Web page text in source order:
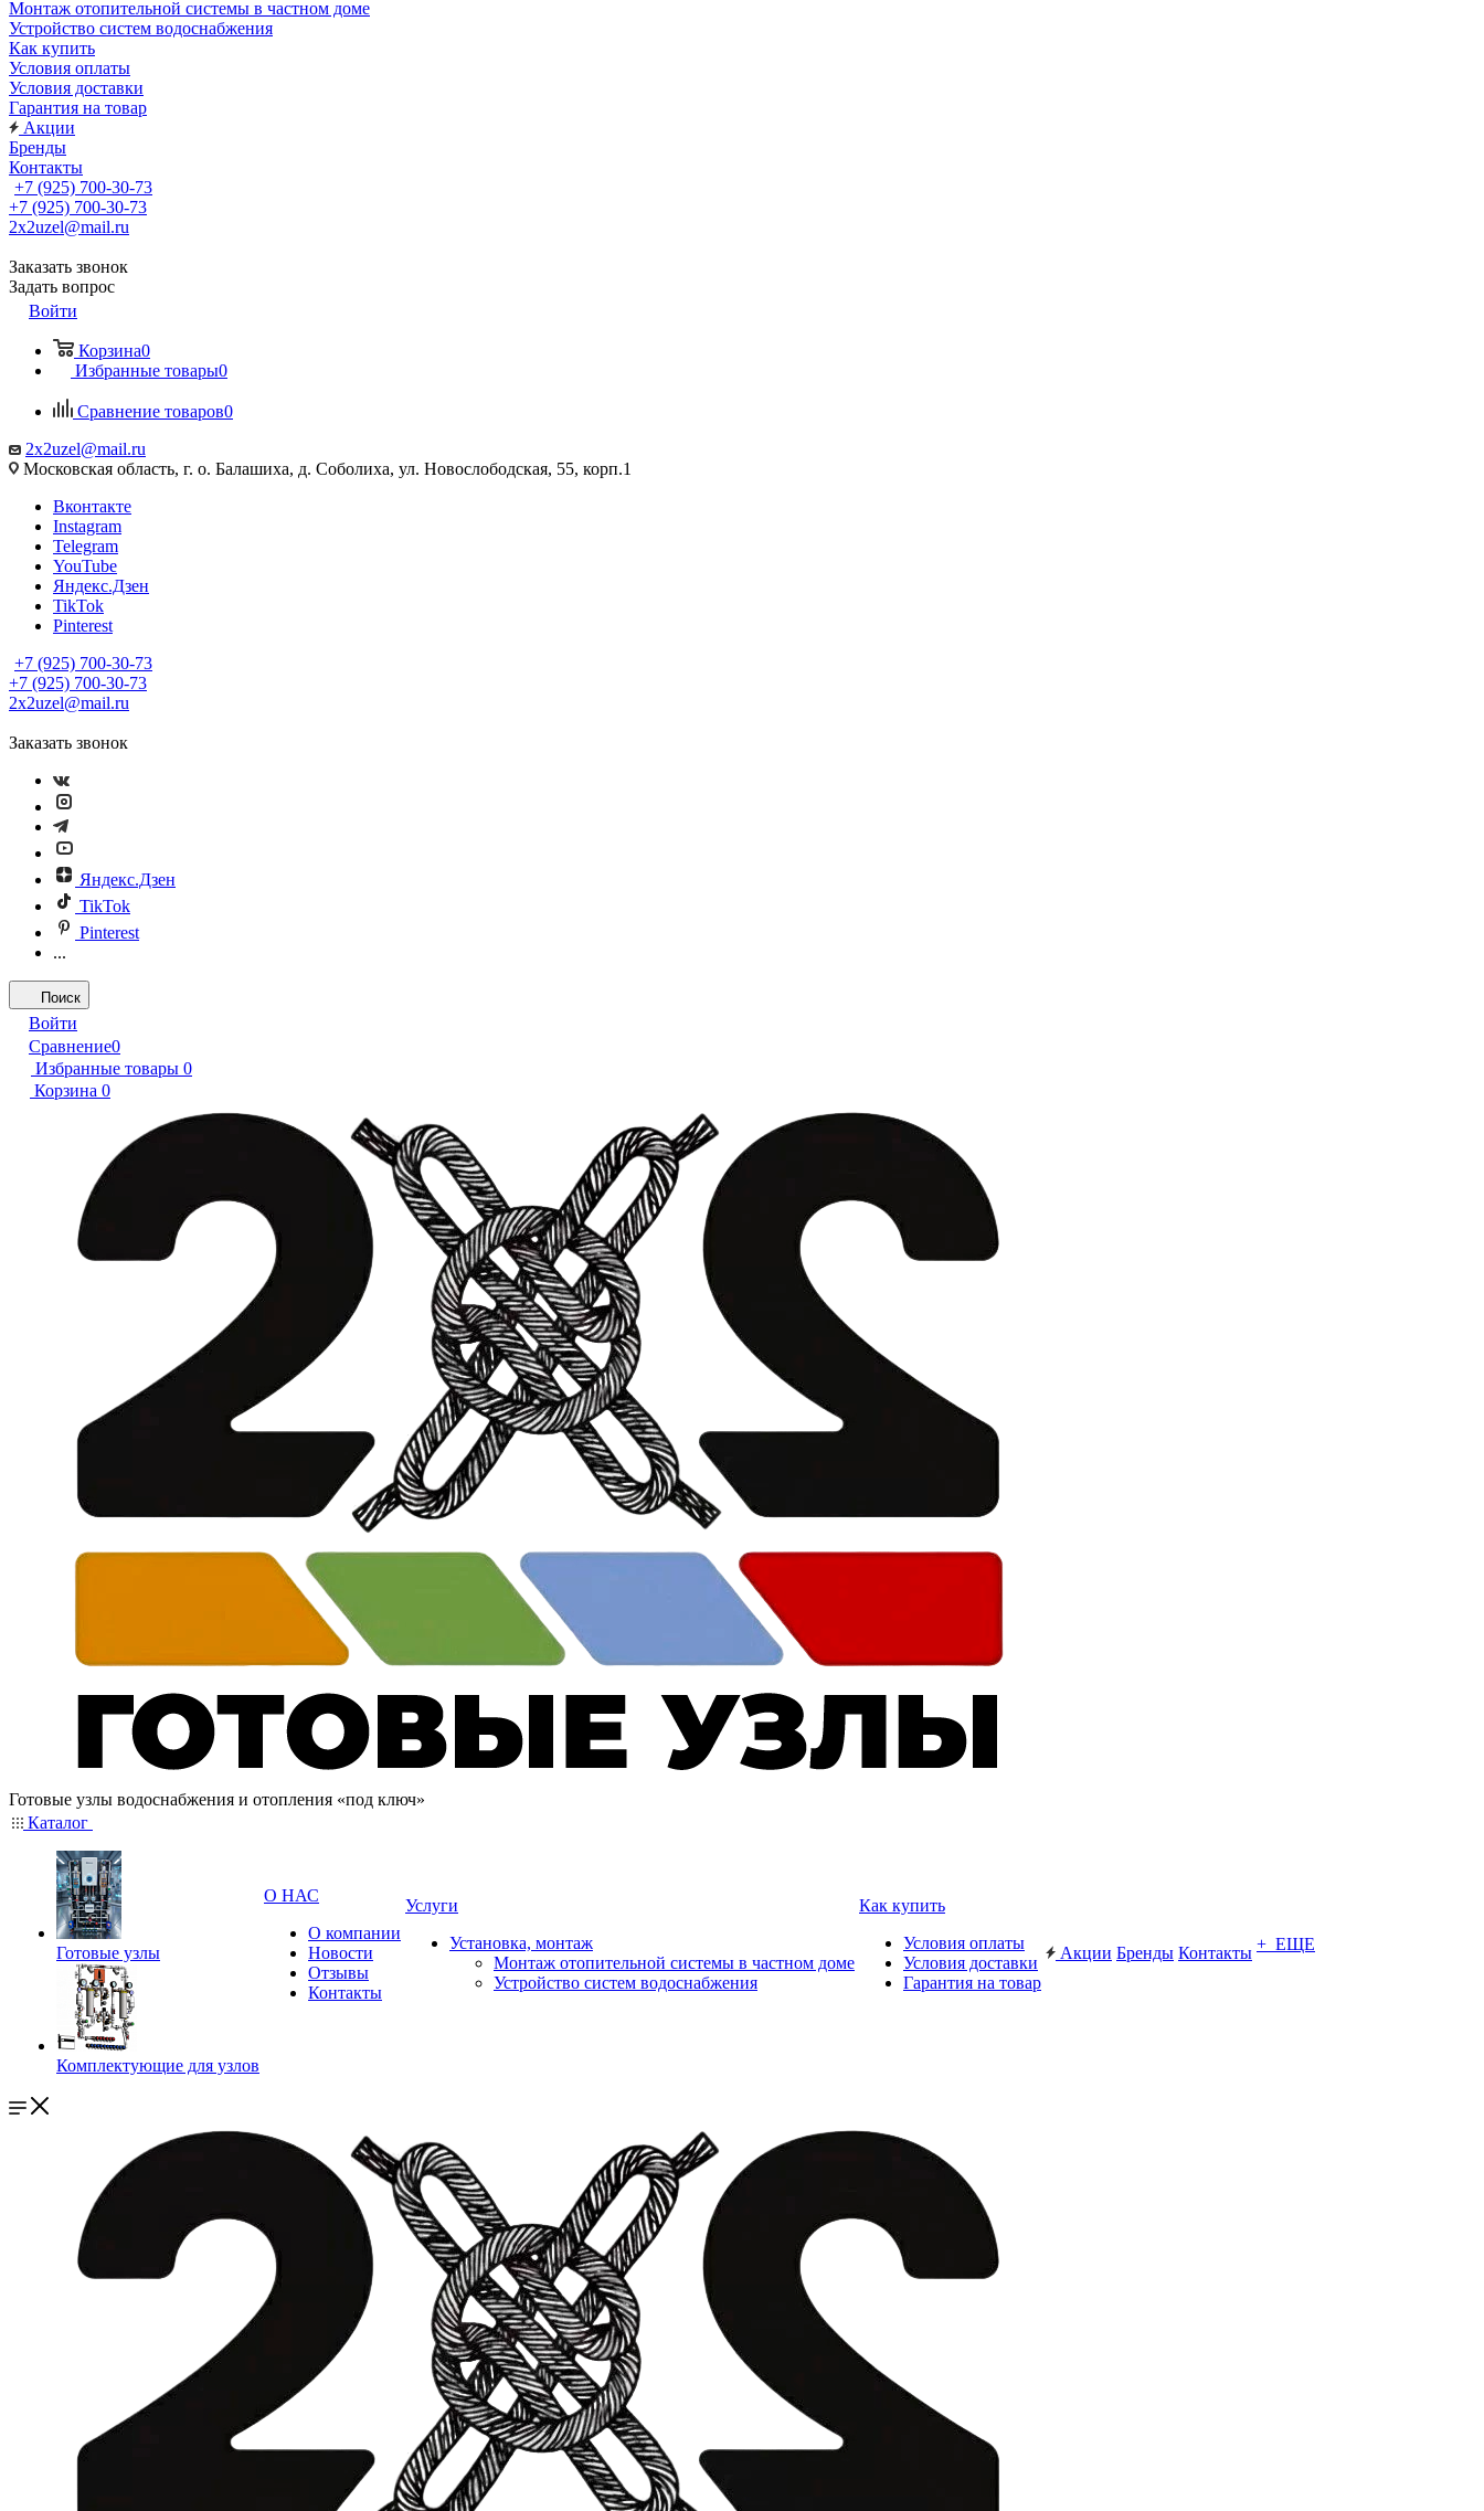
Монтаж отопительной системы в частном доме
Устройство систем водоснабжения
Как купить
Условия оплаты
Условия доставки
Гарантия на товар
Акции
Бренды
Контакты
+7 (925) 700-30-73
+7 (925) 700-30-73
2x2uzel@mail.ru
Заказать звонок
Задать вопрос
Войти
Корзина0
Избранные товары0
Сравнение товаров0
2x2uzel@mail.ru
Московская область, г. о. Балашиха, д. Соболиха, ул. Новослободская, 55, корп.1
Вконтакте
Instagram
Telegram
YouTube
Яндекс.Дзен
TikTok
Pinterest
+7 (925) 700-30-73
+7 (925) 700-30-73
2x2uzel@mail.ru
Заказать звонок
Яндекс.Дзен
TikTok
Pinterest
...
Поиск
Войти
Сравнение0
Избранные товары 0
Корзина 0
Готовые узлы водоснабжения и отопления «под ключ»
Каталог
Готовые узлы
Комплектующие для узлов
О НАС
О компании
Новости
Отзывы
Контакты
Услуги
Установка, монтаж
Монтаж отопительной системы в частном доме
Устройство систем водоснабжения
Как купить
Условия оплаты
Условия доставки
Гарантия на товар
Акции Бренды Контакты + ЕЩЕ